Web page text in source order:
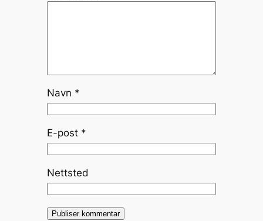
Navn *
E-post *
Nettsted